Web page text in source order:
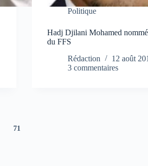
Politique
Hadj Djilani Mohamed
du FFS
Rédaction
12 août
3 commentaires
71